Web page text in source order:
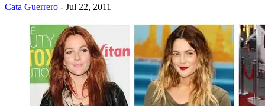
Cata Guerrero - Jul 22, 2011